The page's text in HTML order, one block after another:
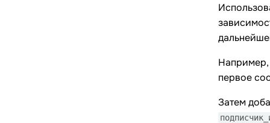
Например,
первое
Затем